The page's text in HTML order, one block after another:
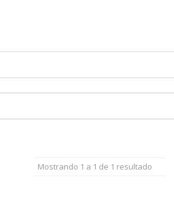
Mostrando 1 a 1 de 1 resultado